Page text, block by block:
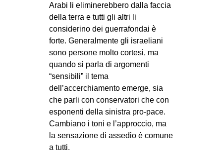
Arabi li eliminerebbero dalla faccia
della terra e tutti gli altri li
considerino dei guerrafondai è
forte. Generalmente gli israeliani
sono persone molto cortesi, ma
quando si parla di argomenti
“sensibili” il tema
dell’accerchiamento emerge, sia
che parli con conservatori che con
esponenti della sinistra pro-pace.
Cambiano i toni e l’approccio, ma
la sensazione di assedio è comune
a tutti.